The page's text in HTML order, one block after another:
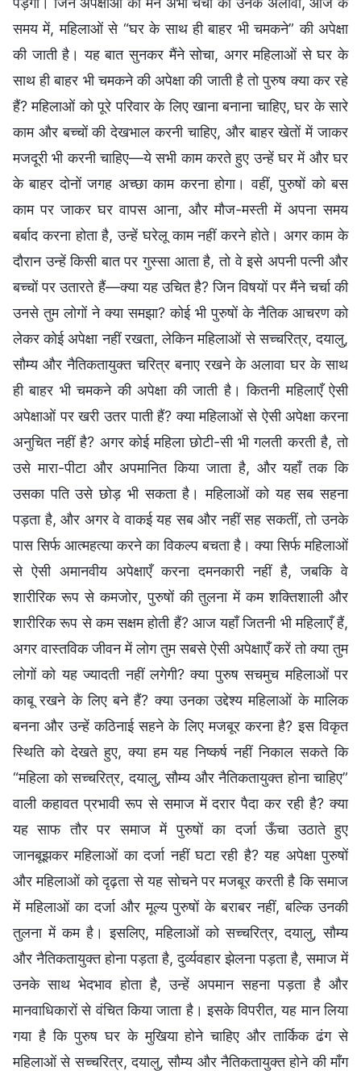
समय में, महिलाओं से “घर के साथ ही बाहर भी चमकने” की अपेक्षा
की जाती है। यह बात सुनकर मैंने सोचा, अगर महिलाओं से घर के
साथ ही बाहर भी चमकने की अपेक्षा की जाती है तो पुरुष क्या कर रहे
हैं? महिलाओं को पूरे परिवार के लिए खाना बनाना चाहिए, घर के सारे
काम और बच्चों की देखभाल करनी चाहिए, और बाहर खेतों में जाकर
मजदूरी भी करनी चाहिए—ये सभी काम करते हुए उन्हें घर में और घर
के बाहर दोनों जगह अच्छा काम करना होगा। वहीं, पुरुषों को बस
काम पर जाकर घर वापस आना, और मौज-मस्ती में अपना समय
बर्बाद करना होता है, उन्हें घरेलू काम नहीं करने होते। अगर काम के
दौरान उन्हें किसी बात पर गुस्सा आता है, तो वे इसे अपनी पत्नी और
बच्चों पर उतारते हैं—क्या यह उचित है? जिन विषयों पर मैंने चर्चा की
उनसे तुम लोगों ने क्या समझा? कोई भी पुरुषों के नैतिक आचरण को
लेकर कोई अपेक्षा नहीं रखता, लेकिन महिलाओं से सच्चरित्र, दयालु,
सौम्य और नैतिकतायुक्त चरित्र बनाए रखने के अलावा घर के साथ
ही बाहर भी चमकने की अपेक्षा की जाती है। कितनी महिलाएँ ऐसी
अपेक्षाओं पर खरी उतर पाती हैं? क्या महिलाओं से ऐसी अपेक्षा करना
अनुचित नहीं है? अगर कोई महिला छोटी-सी भी गलती करती है, तो
उसे मारा-पीटा और अपमानित किया जाता है, और यहाँ तक कि
उसका पति उसे छोड़ भी सकता है। महिलाओं को यह सब सहना
पड़ता है, और अगर वे वाकई यह सब और नहीं सह सकतीं, तो उनके
पास सिर्फ आत्महत्या करने का विकल्प बचता है। क्या सिर्फ महिलाओं
से ऐसी अमानवीय अपेक्षाएँ करना दमनकारी नहीं है, जबकि वे
शारीरिक रूप से कमजोर, पुरुषों की तुलना में कम शक्तिशाली और
शारीरिक रूप से कम सक्षम होती हैं? आज यहाँ जितनी भी महिलाएँ हैं,
अगर वास्तविक जीवन में लोग तुम सबसे ऐसी अपेक्षाएँ करें तो क्या तुम
लोगों को यह ज्यादती नहीं लगेगी? क्या पुरुष सचमुच महिलाओं पर
काबू रखने के लिए बने हैं? क्या उनका उद्देश्य महिलाओं के मालिक
बनना और उन्हें कठिनाई सहने के लिए मजबूर करना है? इस विकृत
स्थिति को देखते हुए, क्या हम यह निष्कर्ष नहीं निकाल सकते कि
“महिला को सच्चरित्र, दयालु, सौम्य और नैतिकतायुक्त होना चाहिए”
वाली कहावत प्रभावी रूप से समाज में दरार पैदा कर रही है? क्या
यह साफ तौर पर समाज में पुरुषों का दर्जा ऊँचा उठाते हुए
जानबूझकर महिलाओं का दर्जा नहीं घटा रही है? यह अपेक्षा पुरुषों
और महिलाओं को दृढ़ता से यह सोचने पर मजबूर करती है कि समाज
में महिलाओं का दर्जा और मूल्य पुरुषों के बराबर नहीं, बल्कि उनकी
तुलना में कम है। इसलिए, महिलाओं को सच्चरित्र, दयालु, सौम्य
और नैतिकतायुक्त होना पड़ता है, दुर्व्यवहार झेलना पड़ता है, समाज में
उनके साथ भेदभाव होता है, उन्हें अपमान सहना पड़ता है और
मानवाधिकारों से वंचित किया जाता है। इसके विपरीत, यह मान लिया
गया है कि पुरुष घर के मुखिया होने चाहिए और तार्किक ढंग से
महिलाओं से सच्चरित्र, दयालु, सौम्य और नैतिकतायुक्त होने की माँग